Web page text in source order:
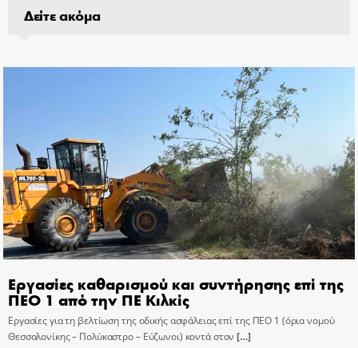
Δείτε ακόμα
Εργασίες καθαρισμού και συντήρησης επί της
ΠΕΟ 1 από την ΠΕ Κιλκίς
Εργασίες για τη βελτίωση της οδικής ασφάλειας επί της ΠΕΟ 1 (όρια νομού
Θεσσαλονίκης – Πολύκαστρο – Εύζωνοι) κοντά στον […]